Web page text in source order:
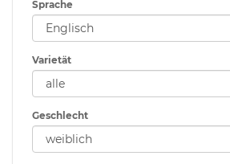
Sprache
Varietät
Geschlecht